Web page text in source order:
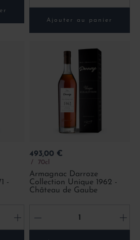
Ajouter au panier
-
+
Prix
493,00 €
70cl
Armagnac Darroze
Collection Unique 1962 -
Château de Gaube
- +